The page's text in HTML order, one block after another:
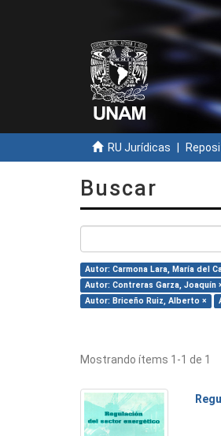
RU Jurídicas
Buscar
Autor: Carmona Lara, María del
Autor: Contreras Garza, Joaquín
Autor: Briceño Ruiz, Alberto ×
Mostrando ítems 1-1 de 1